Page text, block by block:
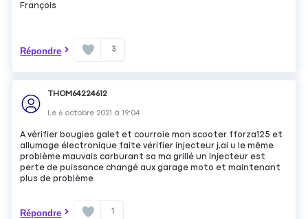
François
Répondre 3
THOM64224612
Le 6 octobre 2021 à19:04
A vérifier bougies galet et courroie mon scooter fforza125 et
allumage électronique faite vérifier injecteur j,ai u le même
problème mauvais carburant sa ma grillé un injecteur est
perte de puissance changé aux garage moto et maintenant
plus de problème
Répondre 1